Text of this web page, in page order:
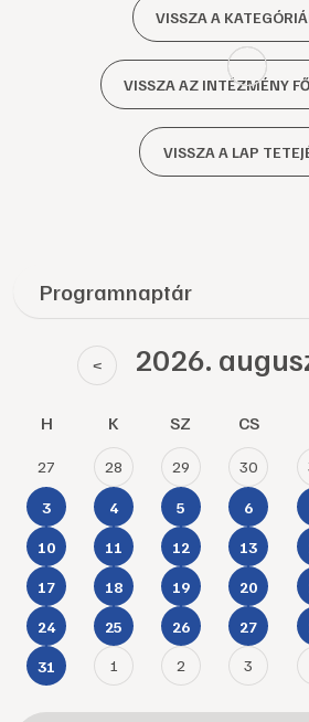
VISSZA A
VISSZA AZ INTÉZMÉNY
VISSZA A LAP
Programnaptár
< 2026.
H K SZ CS
27 28 29 30
3 4 5 6
10 11 12 13
17 18 19 20
24 25 26 27
31 1 2 3